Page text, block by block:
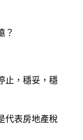
？
止，穩妥，穩
代表房地產稅